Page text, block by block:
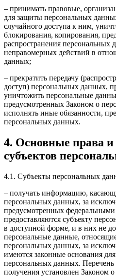
– принимать правовые,
для защиты персональных
случайного доступа к ним,
блокирования, копирования,
распространения персональных
неправомерных действий в
данных;
– прекратить передачу
доступ) персональных данных,
уничтожить персональные
предусмотренных Законом о
исполнять иные обязанности,
персональных данных.
4. Основные права и
субъектов
4.1. Субъекты персональных
– получать информацию,
персональных данных, за
предусмотренных
предоставляются субъекту
в доступной форме, и в них не
персональные данные,
персональных данных, за
имеются законные основания
персональных данных.
получения установлен Законом